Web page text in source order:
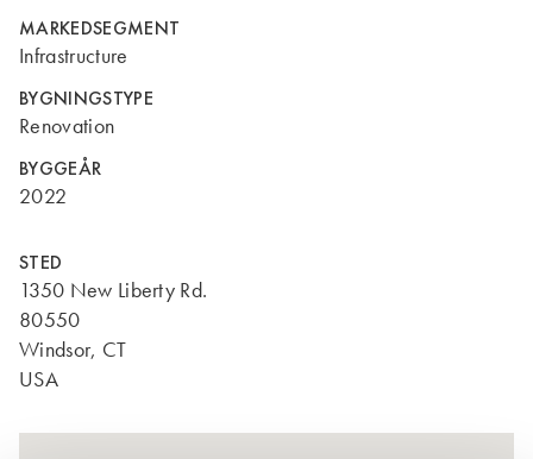
MARKEDSEGMENT
Infrastructure
BYGNINGSTYPE
Renovation
BYGGEÅR
2022
STED
1350 New Liberty Rd.
80550
Windsor, CT
USA